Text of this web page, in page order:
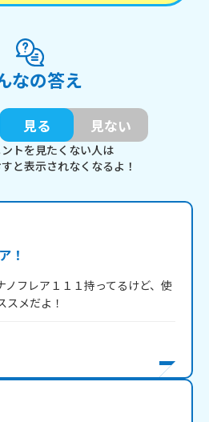
なの答え
見る 見ない
トを見たくない人は
すと表示されなくなるよ！
！
ノフレア１１１持ってるけど、使
スメだよ！